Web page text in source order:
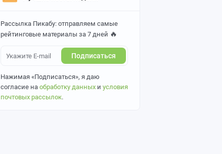
Рассылка Пикабу: отправляем самые
рейтинговые материалы за 7 дней 🔥
Подписаться
Нажимая «Подписаться», я даю
согласие на обработку данных и условия
почтовых рассылок.